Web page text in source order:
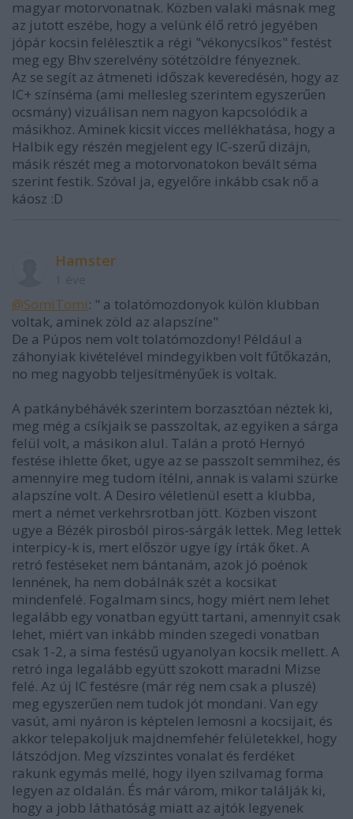
magyar motorvonatnak. Közben valaki másnak meg
az jutott eszébe, hogy a velünk élő retró jegyében
jópár kocsin felélesztik a régi "vékonycsíkos" festést
meg egy Bhv szerelvény sötétzöldre fényeznek.
Az se segít az átmeneti időszak keveredésén, hogy az
IC+ színséma (ami mellesleg szerintem egyszerűen
ocsmány) vizuálisan nem nagyon kapcsolódik a
másikhoz. Aminek kicsit vicces mellékhatása, hogy a
Halbik egy részén megjelent egy IC-szerű dizájn,
másik részét meg a motorvonatokon bevált séma
szerint festik. Szóval ja, egyelőre inkább csak nő a
káosz :D
Hamster
@SomiTomi: " a tolatómozdonyok külön klubban
voltak, aminek zöld az alapszíne"
De a Púpos nem volt tolatómozdony! Például a
záhonyiak kivételével mindegyikben volt fűtőkazán,
no meg nagyobb teljesítményűek is voltak.
A patkánybéhávék szerintem borzasztóan néztek ki,
meg még a csíkjaik se passzoltak, az egyiken a sárga
felül volt, a másikon alul. Talán a protó Hernyó
festése ihlette őket, ugye az se passzolt semmihez, és
amennyire meg tudom ítélni, annak is valami szürke
alapszíne volt. A Desiro véletlenül esett a klubba,
mert a német verkehrsrotban jött. Közben viszont
ugye a Bézék pirosból piros-sárgák lettek. Meg lettek
interpicy-k is, mert először ugye így írták őket. A
retró festéseket nem bántanám, azok jó poénok
lennének, ha nem dobálnák szét a kocsikat
mindenfelé. Fogalmam sincs, hogy miért nem lehet
legalább egy vonatban együtt tartani, amennyit csak
lehet, miért van inkább minden szegedi vonatban
csak 1-2, a sima festésű ugyanolyan kocsik mellett. A
retró inga legalább együtt szokott maradni Mizse
felé. Az új IC festésre (már rég nem csak a pluszé)
meg egyszerűen nem tudok jót mondani. Van egy
vasút, ami nyáron is képtelen lemosni a kocsijait, és
akkor telepakoljuk majdnemfehér felületekkel, hogy
látszódjon. Meg vízszintes vonalat és ferdéket
rakunk egymás mellé, hogy ilyen szilvamag forma
legyen az oldalán. És már várom, mikor találják ki,
hogy a jobb láthatóság miatt az ajtók legyenek